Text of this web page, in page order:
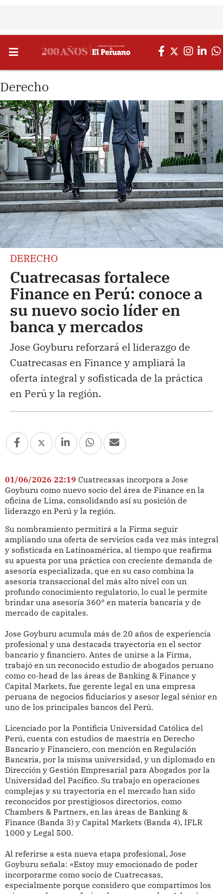
Derecho
DERECHO
Cuatrecasas fortalece
Finance en Perú: conoce a
su nuevo socio líder en
banca y mercados
Jose Goyburu reforzará el liderazgo de
Cuatrecasas en Finance y ampliará la
oferta integral y sofisticada de la práctica
en Perú y la región.
01/06/2026 22:19 Cuatrecasas incorpora a Jose
Goyburu como nuevo socio del área de Finance en la
oficina de Lima, consolidando así su posición de
liderazgo en Perú y la región.
Su nombramiento permitirá a la Firma seguir
ampliando una oferta de servicios cada vez más integral
y sofisticada en Latinoamérica, al tiempo que reafirma
su apuesta por una práctica con creciente demanda de
asesoría especializada, que en su caso combina la
asesoría transaccional del más alto nivel con un
profundo conocimiento regulatorio, lo cual le permite
brindar una asesoría 360° en materia bancaria y de
mercado de capitales.
Jose Goyburu acumula más de 20 años de experiencia
profesional y una destacada trayectoria en el sector
bancario y financiero. Antes de unirse a la Firma,
trabajó en un reconocido estudio de abogados peruano
como co-head de las áreas de Banking & Finance y
Capital Markets, fue gerente legal en una empresa
peruana de negocios fiduciarios y asesor legal sénior en
uno de los principales bancos del Perú.
Licenciado por la Pontificia Universidad Católica del
Perú, cuenta con estudios de maestría en Derecho
Bancario y Financiero, con mención en Regulación
Bancaria, por la misma universidad, y un diplomado en
Dirección y Gestión Empresarial para Abogados por la
Universidad del Pacífico. Su trabajo en operaciones
complejas y su trayectoria en el mercado han sido
reconocidos por prestigiosos directorios, como
Chambers & Partners, en las áreas de Banking &
Finance (Banda 3) y Capital Markets (Banda 4), IFLR
1000 y Legal 500.
Al referirse a esta nueva etapa profesional, Jose
Goyburu señala: «Estoy muy emocionado de poder
incorporarme como socio de Cuatrecasas,
especialmente porque considero que compartimos los